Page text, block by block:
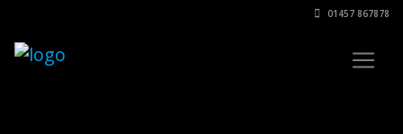
01457 867878